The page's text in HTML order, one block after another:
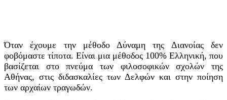
Όταν έχουμε την μέθοδο Δύναμη της Διανοίας δεν
φοβόμαστε τίποτα. Είναι μια μέθοδος 100% Ελληνική, που
βασίζεται στο πνεύμα των φιλοσοφικών σχολών της
Αθήνας, στις διδασκαλίες των Δελφών και στην ποίηση
των αρχαίων τραγωδών.